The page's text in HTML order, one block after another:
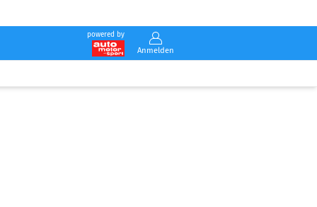
powered by
Anmelden